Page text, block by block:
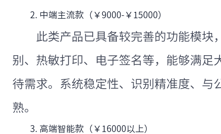
2. 中端主流款（￥9000-￥15000）
此类产品已具备较完善的功能模块
别、热敏打印、电子签名等，能够满足
待需求。系统稳定性、识别精准度、与
熟。
3. 高端智能款（￥16000以上）